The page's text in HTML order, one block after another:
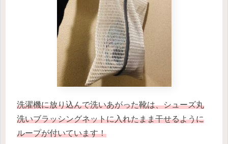
洗濯機に放り込んで洗いあがった靴は、シューズ丸
洗いブラッシングネットに入れたまま干せるように
ループが付いています！